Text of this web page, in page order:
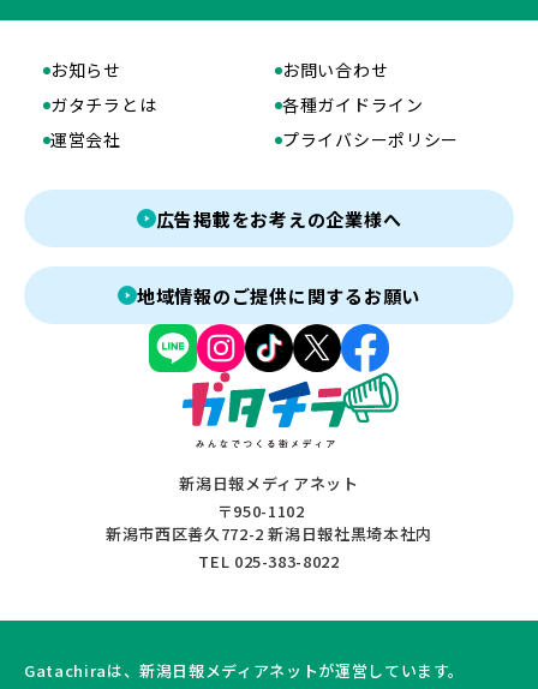
新潟日報メディアネット
〒950-1102
新潟市西区善久772-2 新潟日報社黒埼本社内
TEL 025-383-8022
お知らせ
お問い合わせ
ガタチラとは
各種ガイドライン
運営会社
プライバシーポリシー
広告掲載をお考えの企業様へ
地域情報のご提供に関するお願い
Gatachiraは、新潟日報メディアネットが運営しています。